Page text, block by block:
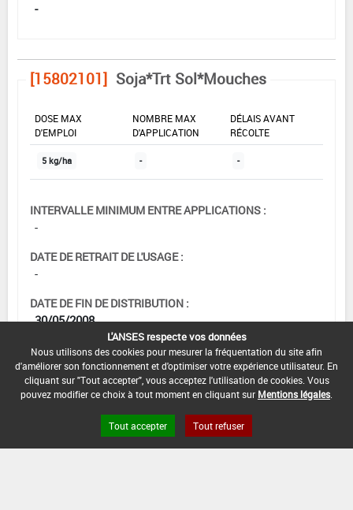
-
[15802101] Soja*Trt Sol*Mouches
DOSE MAX
D'EMPLOI
NOMBRE MAX
D'APPLICATION
DÉLAIS AVANT
RÉCOLTE
5 kg/ha - -
INTERVALLE MINIMUM ENTRE APPLICATIONS :
-
DATE DE RETRAIT DE L'USAGE :
-
DATE DE FIN DE DISTRIBUTION :
30/05/2008
DATE DE FIN D'UTILISATION :
13/12/2008
[15902102] Tournesol*Trt Sol*Ravageurs
du sol
L'ANSES respecte vos données
Nous utilisons des cookies pour mesurer la fréquentation du site afin
d'améliorer son fonctionnement et d'optimiser votre expérience utilisateur. En
cliquant sur "Tout accepter", vous acceptez l'utilisation de cookies. Vous
pouvez modifier ce choix à tout moment en cliquant sur Mentions légales
Tout accepter Tout refuser